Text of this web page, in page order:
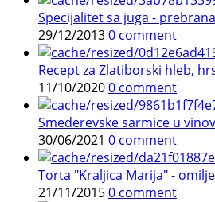
Specijalitet sa juga -
29/12/20130 comment
Recept za Zlatiborski hleb,
11/10/20200 comment
Smederevske sarmice u
30/06/2021 0 comment
Torta "Kraljica Marija" -
21/11/20150 comment